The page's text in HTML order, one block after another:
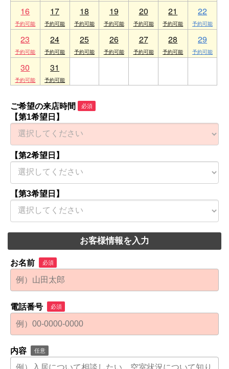
16 17 18 19 20 21 22
23 24 25 26 27 28 29
30 31
ご希望の来店時間 必須
【第1希望日】
【第2希望日】
【第3希望日】
お客様情報を入力
お名前 必須
電話番号 必須
内容 任意